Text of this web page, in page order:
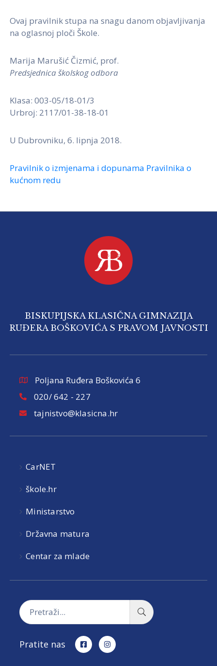
Ovaj pravilnik stupa na snagu danom objavljivanja
na oglasnoj ploči Škole.
Marija Marušić Čizmić, prof.
Predsjednica školskog odbora
Klasa: 003-05/18-01/3
Urbroj: 2117/01-38-18-01
U Dubrovniku, 6. lipnja 2018.
Pravilnik o izmjenama i dopunama Pravilnika o
kućnom redu
BISKUPIJSKA KLASIČNA GIMNAZIJA
RUĐERA BOŠKOVIĆA S PRAVOM JAVNOSTI
Poljana Ruđera Boškovića 6
020/ 642 - 227
tajnistvo@klasicna.hr
CarNET
škole.hr
Ministarstvo
Državna matura
Centar za mlade
Pratite nas